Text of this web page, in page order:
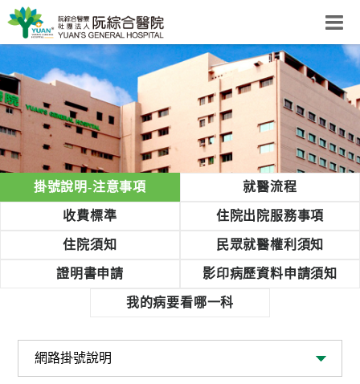
阮綜合醫院
粉絲團
網站導覽
回首頁
系
掛號說明-注意事項 就醫流程
收費標準 住院出院服務事項
住院須知 民眾就醫權利須知
證明書申請 影印病歷資料申請須知
我的病要看哪一科